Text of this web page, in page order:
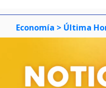
Economía > Última